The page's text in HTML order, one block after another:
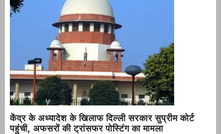
केंद्र के अध्यादेश के खिलाफ दिल्ली सरकार सुप्रीम कोर्ट
पहुंची, अफसरों की ट्रांसफर पोस्टिंग का मामला